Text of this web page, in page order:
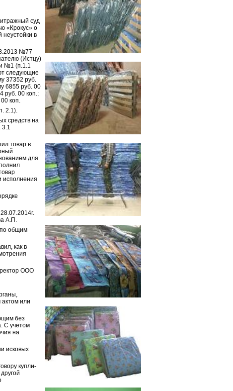
суд
«Крокус» о
в
№77
(Истцу)
№1 (п.1.1
следующие
37352 руб.
6855 руб. 00
руб. 00 коп.;
коп.
2.1).
средств на
3.1
товар в
для
исполнения
А.П.
по общим
как в
ООО
или
без
С учетом
на
исковых
купли-